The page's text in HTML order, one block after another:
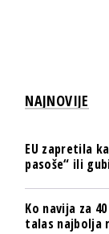
NAJNOVIJE
EU zapretila
pasoše“ ili
Ko navija za
talas najbolja